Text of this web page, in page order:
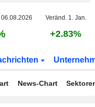
Veränd. 1. Jan.
+2.83%
News-Chart